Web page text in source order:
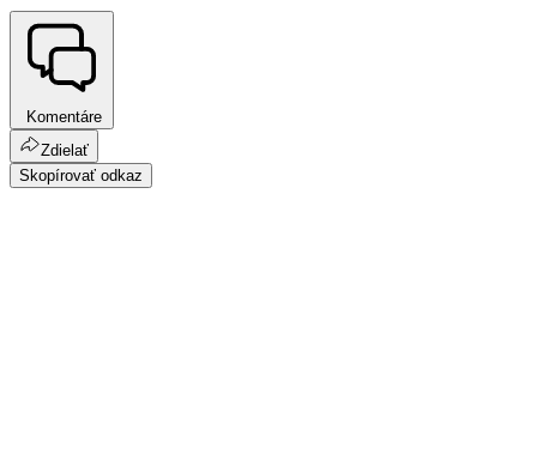
Komentáre
Zdielať
Skopírovať odkaz